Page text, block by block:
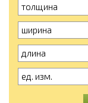
толщина
ширина
длина
ед. изм.